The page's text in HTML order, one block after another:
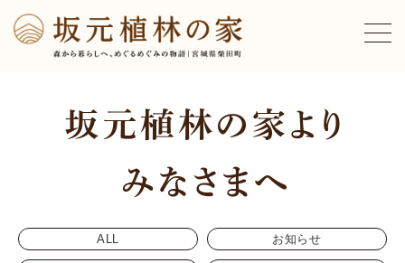
ALL お知らせ